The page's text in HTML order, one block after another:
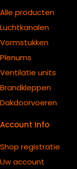
Alle producten
Luchtkanalen
Vormstukken
Plenums
Ventilatie units
Brandkleppen
Dakdoorvoeren
Account Info
Shop registratie
Uw account